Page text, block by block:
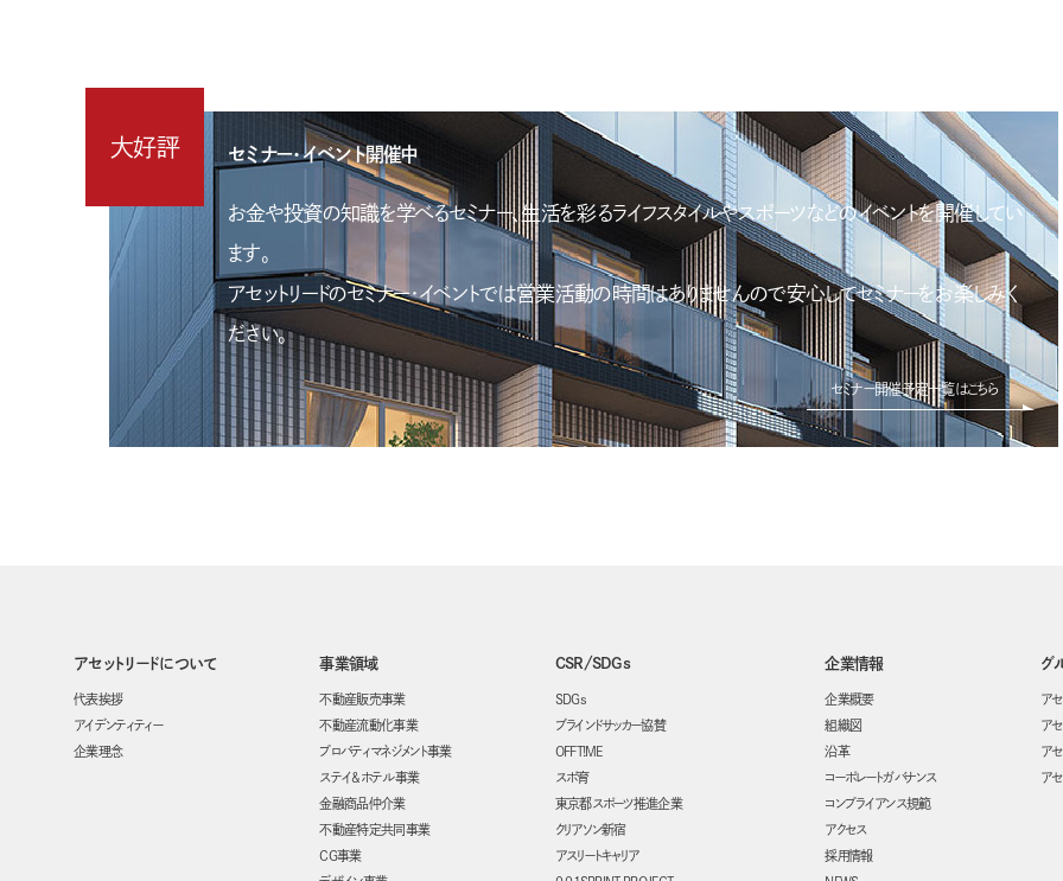
大好評 セミナー・イベント開催中
お金や投資の知識を学べるセミナー、生活を彩るライフスタイルやスポーツなどのイベントを開催してい
ます。
アセットリードのセミナー・イベントでは営業活動の時間はありませんので安心してセミナーをお楽しみく
ださい。
セミナー開催予定一覧はこちら
アセットリードについて
代表挨拶
アイデンティティー
企業理念
事業領域
不動産販売事業
不動産流動化事業
プロパティマネジメント事業
ステイ&ホテル事業
金融商品仲介業
不動産特定共同事業
CG事業
CSR/SDGs
SDGs
ブラインドサッカー協賛
OFFT!ME
スポ育
東京都スポーツ推進企業
クリアソン新宿
アスリートキャリア
企業情報
企業概要
組織図
沿革
コーポレートガバナンス
コンプライアンス規範
アクセス
採用情報
グ
アセ
ア
アセ
アセ